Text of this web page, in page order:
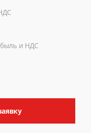
и НДС